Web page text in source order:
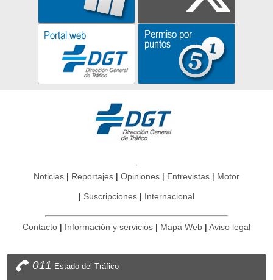
Noticias Reportajes Opiniones Entrevistas Motor
Suscripciones Internacional
Contacto Información y servicios Mapa Web Aviso legal
011 Estado del Tráfico